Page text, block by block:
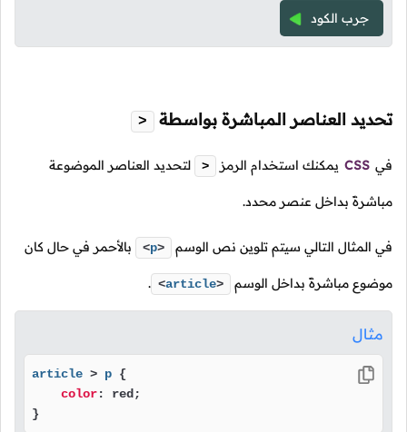
جرب الكود
تحديد العناصر المباشرة بواسطة >
في CSS يمكنك استخدام الرمز > لتحديد العناصر الموضوعة
مباشرةً بداخل عنصر محدد.
في المثال التالي سيتم تلوين نص الوسم <p> بالأحمر في حال كان
موضوع مباشرةً بداخل الوسم <article>
.
مثال
article > p {
color: red;
}